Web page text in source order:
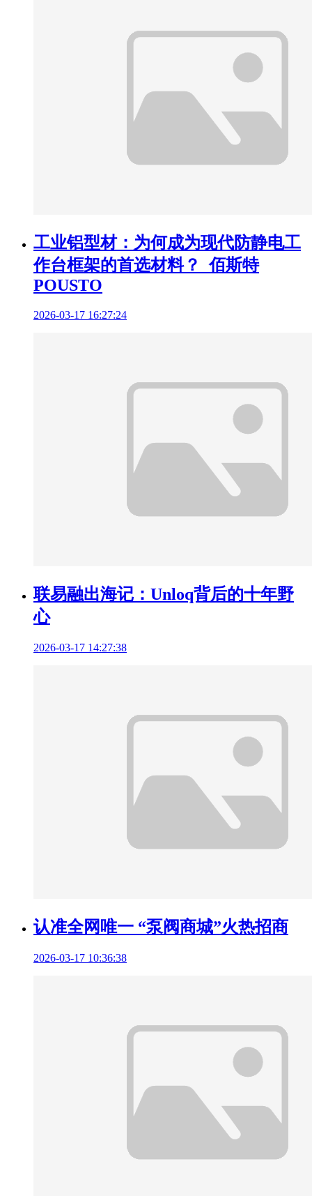
工业铝型材：为何成为现代防静电工
作台框架的首选材料？_佰斯特
POUSTO
2026-03-17 16:27:24
联易融出海记：Unloq背后的十年野
心
2026-03-17 14:27:38
认准全网唯一 “泵阀商城”火热招商
2026-03-17 10:36:38